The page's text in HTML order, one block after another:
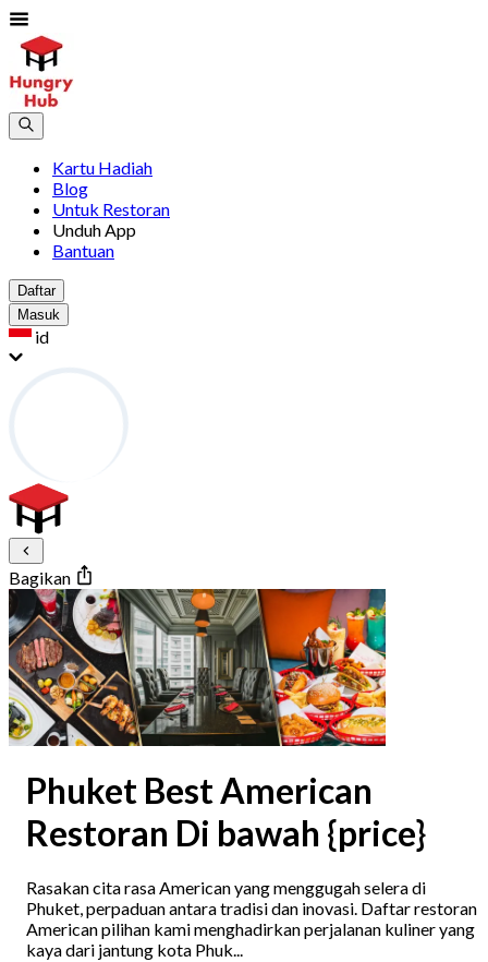
Kartu Hadiah
Blog
Untuk Restoran
Unduh App
Bantuan
Daftar
Masuk
id
Bagikan
Phuket Best American
Restoran Di bawah {price}
Rasakan cita rasa American yang menggugah selera di
Phuket, perpaduan antara tradisi dan inovasi. Daftar restoran
American pilihan kami menghadirkan perjalanan kuliner yang
kaya dari jantung kota Phuk...